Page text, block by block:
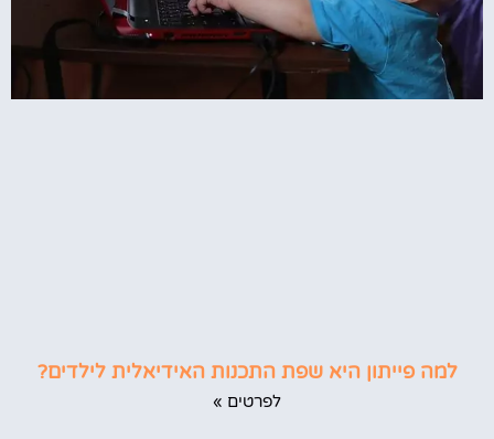
למה פייתון היא שפת התכנות האידיאלית לילדים?
לפרטים »